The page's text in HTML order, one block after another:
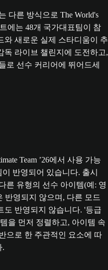
다른 방식으로 The World's
에는 48개 국가대표팀이 참
와 새로운 실제 스타디움이 추
독 라이브 챌린지에 도전하고,
로 선수 커리어에 뛰어드세
Team ’26에서 사용 가능
반영되어 있습니다. 출시
른 유형의 선수 아이템(예: 영
반영되지 않으며, 다른 모드
도 반영되지 않습니다. '등급
을 먼저 정렬하고, 아이템 속
으로 한 주관적인 요소에 따
.